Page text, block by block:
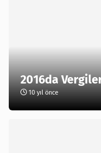
2016da
10 yıl önce